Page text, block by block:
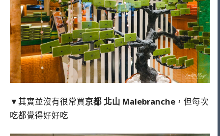
▼其實並沒有很常買京都 北山 Malebranche ，但每次
吃都覺得好好吃